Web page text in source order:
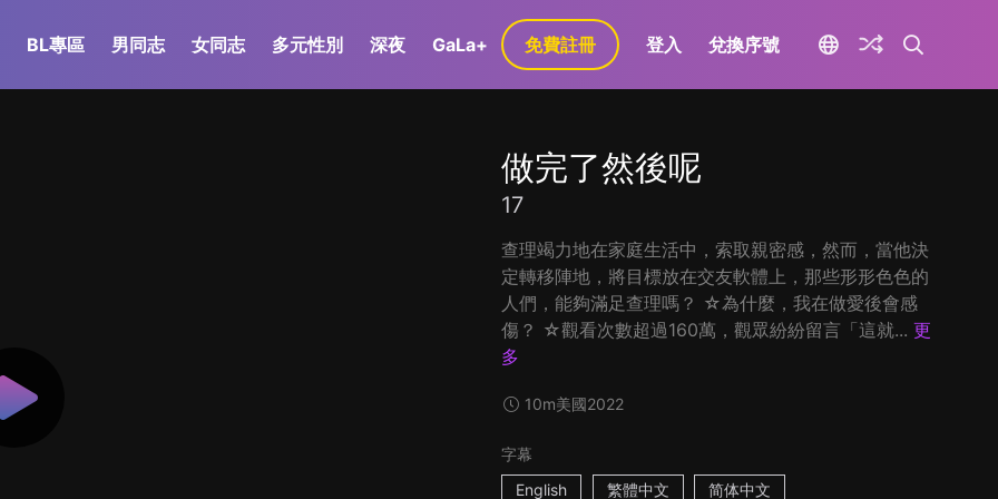
BL專區 男同志 女同志 多元性別 深夜 GaLa+ 免費註冊 登入 兌換序號
做完了然後呢
17
查理竭力地在家庭生活中，索取親密感，然而，當他決
定轉移陣地，將目標放在交友軟體上，那些形形色色的
人們，能夠滿足查理嗎？ ☆為什麼，我在做愛後會感
傷？ ☆觀看次數超過160萬，觀眾紛紛留言「這就... 更
多
10m美國2022
字幕
English
繁體中文 简体中文